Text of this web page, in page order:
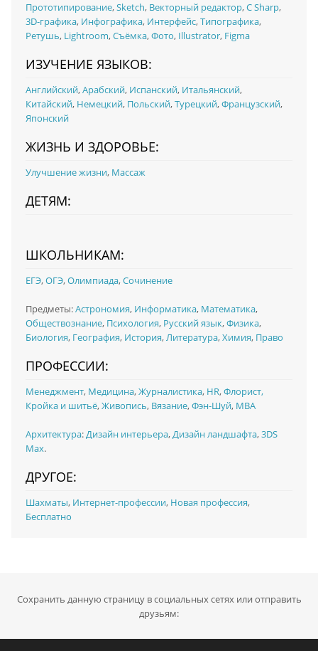
Прототипирование,Sketch, Векторный редактор,C Sharp,
3D-графика, Инфографика, Интерфейс,Типографика,
Ретушь, Lightroom,Съёмка,Фото, Illustrator, Figma
ИЗУЧЕНИЕ ЯЗЫКОВ:
Английский,Арабский, Испанский, Итальянский,
Китайский, Немецкий, Польский,Турецкий,Французский,
Японский
ЖИЗНЬ И ЗДОРОВЬЕ:
Улучшение жизни, Массаж
ДЕТЯМ:
ШКОЛЬНИКАМ:
ЕГЭ,ОГЭ,Олимпиада,Сочинение
Предметы:Астрономия, Информатика, Математика,
Обществознание, Психология, Русский язык,Физика,
Биология, География, История,Литература,Химия, Право
ПРОФЕССИИ:
Менеджмент, Медицина,Журналистика, HR,Флорист,
Кройка и шитьё,Живопись, Вязание,Фэн-Шуй, MBA
Архитектура:Дизайн интерьера,Дизайн ландшафта,3DS
Max.
ДРУГОЕ:
Шахматы, Интернет-профессии, Новая профессия,
Бесплатно
Сохранить данную страницу в социальных сетях или отправить
друзьям: